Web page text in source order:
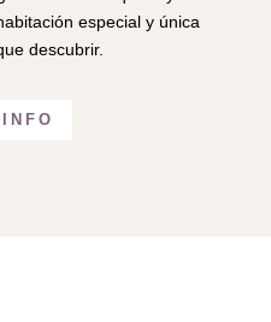
especial y única
descubrir.